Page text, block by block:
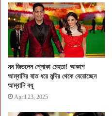
মন জিতলেন শ্লোকা মেহতা! আকাশ
আম্বানির হাত ধরে মন্দির থেকে বেরোচ্ছেন
আম্বানি বধূ
April 23, 2025